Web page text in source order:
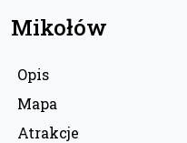
Mikołów
Opis
Mapa
Atrakcje